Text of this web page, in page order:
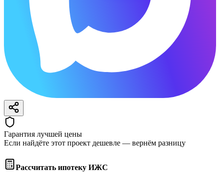
Гарантия лучшей цены
Если найдёте этот проект дешевле — вернём разницу
Рассчитать ипотеку ИЖС